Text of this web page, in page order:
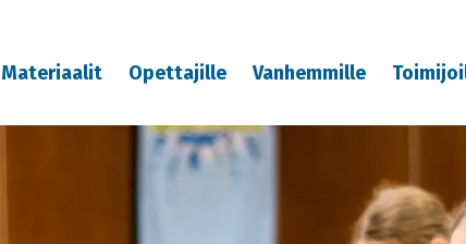
Materiaalit Opettajille Vanhemmille